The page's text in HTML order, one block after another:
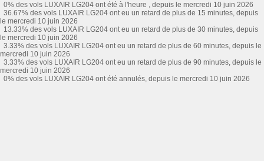
0% des vols LUXAIR LG204 ont été à l'heure , depuis le mercredi 10 juin 2026
36.67% des vols LUXAIR LG204 ont eu un retard de plus de 15 minutes, depuis
le mercredi 10 juin 2026
13.33% des vols LUXAIR LG204 ont eu un retard de plus de 30 minutes, depuis
le mercredi 10 juin 2026
3.33% des vols LUXAIR LG204 ont eu un retard de plus de 60 minutes, depuis le
mercredi 10 juin 2026
3.33% des vols LUXAIR LG204 ont eu un retard de plus de 90 minutes, depuis le
mercredi 10 juin 2026
0% des vols LUXAIR LG204 ont été annulés, depuis le mercredi 10 juin 2026